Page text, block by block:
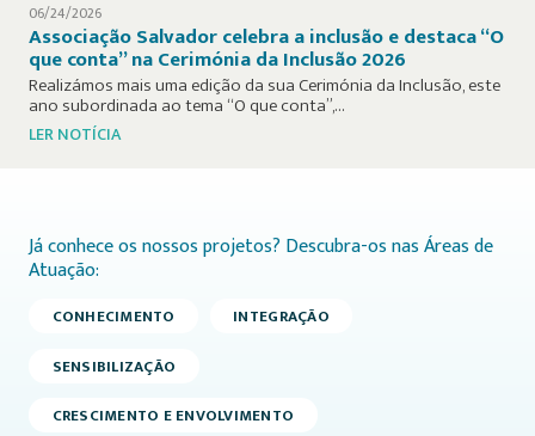
06/24/2026
Associação Salvador celebra a inclusão e destaca “O
que conta” na Cerimónia da Inclusão 2026
Realizámos mais uma edição da sua Cerimónia da Inclusão, este
ano subordinada ao tema “O que conta”,…
LER NOTÍCIA
Já conhece os nossos projetos? Descubra-os nas Áreas de
Atuação:
CONHECIMENTO
INTEGRAÇÃO
SENSIBILIZAÇÃO
CRESCIMENTO E ENVOLVIMENTO